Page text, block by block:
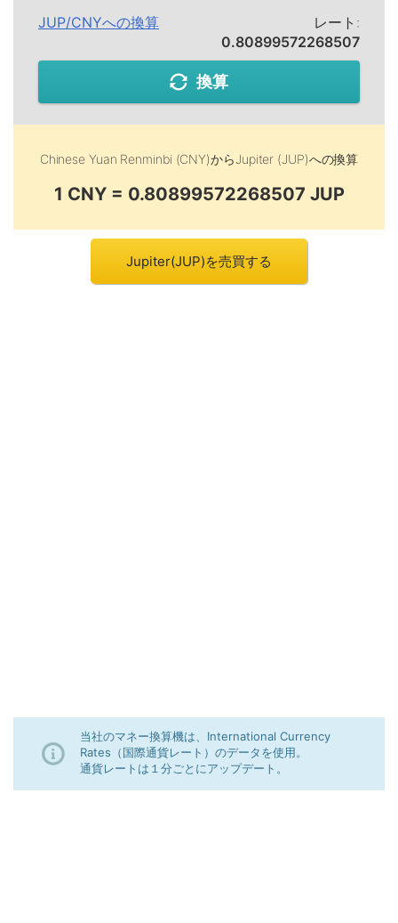
JUP/CNYへの換算
レート:
0.80899572268507
換算
Chinese Yuan Renminbi (CNY)からJupiter (JUP)への換算
1 CNY = 0.80899572268507 JUP
Jupiter(JUP)を売買する
当社のマネー換算機は、International Currency
Rates（国際通貨レート）のデータを使用。
通貨レートは１分ごとにアップデート。